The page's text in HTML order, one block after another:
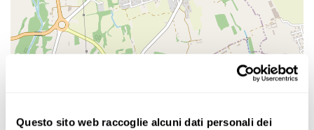
Questo sito web raccoglie alcuni dati personali dei